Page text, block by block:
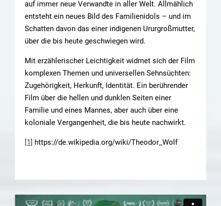
auf immer neue Verwandte in aller Welt. Allmählich
entsteht ein neues Bild des Familienidols – und im
Schatten davon das einer indigenen Ururgroßmutter,
über die bis heute geschwiegen wird.
Mit erzählerischer Leichtigkeit widmet sich der Film
komplexen Themen und universellen Sehnsüchten:
Zugehörigkeit, Herkunft, Identität. Ein berührender
Film über die hellen und dunklen Seiten einer
Familie und eines Mannes, aber auch über eine
koloniale Vergangenheit, die bis heute nachwirkt.
[1] https://de.wikipedia.org/wiki/Theodor_Wolf